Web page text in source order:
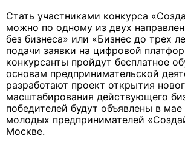
Стать участниками конкурса
можно по одному из двух
без бизнеса» или «Бизнес до трех
подачи заявки на цифровой
конкурсанты пройдут бесплатное
основам предпринимательской
разработают проект открытия
масштабирования действующего
победителей будут объявлены в
молодых предпринимателей
Москве.